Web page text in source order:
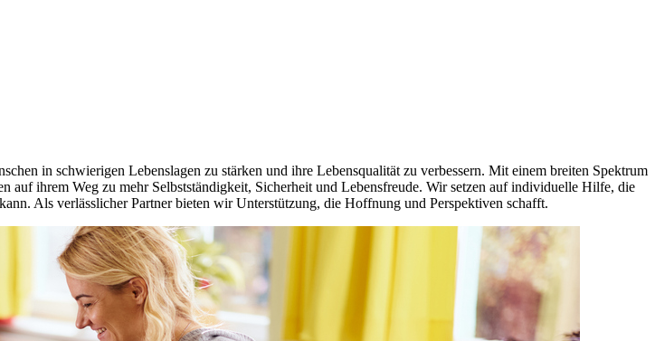
in schwierigen Lebenslagen zu stärken und ihre Lebensqualität zu verbessern. Mit einem breiten Spektrum
auf ihrem Weg zu mehr Selbstständigkeit, Sicherheit und Lebensfreude. Wir setzen auf individuelle Hilfe, die
Als verlässlicher Partner bieten wir Unterstützung, die Hoffnung und Perspektiven schafft.